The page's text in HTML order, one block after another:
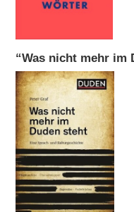
“Was nicht mehr im